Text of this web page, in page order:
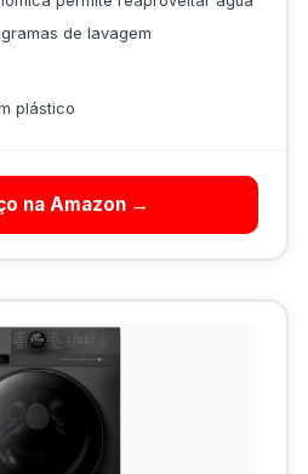
de lavagem
plástico
na Amazon →